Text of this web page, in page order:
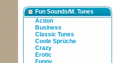
Fun Sounds/M. Tunes
Action
Business
Classic Tunes
Coole Sprüche
Crazy
Erotic
Funny